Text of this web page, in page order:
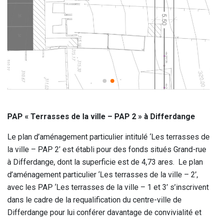
PAP « Terrasses de la ville – PAP 2 » à Differdange
Le plan d’aménagement particulier intitulé ‘Les terrasses de
la ville – PAP 2’ est établi pour des fonds situés Grand-rue
à Differdange, dont la superficie est de 4,73 ares. Le plan
d’aménagement particulier ‘Les terrasses de la ville – 2’,
avec les PAP ‘Les terrasses de la ville – 1 et 3’ s’inscrivent
dans le cadre de la requalification du centre-ville de
Differdange pour lui conférer davantage de convivialité et